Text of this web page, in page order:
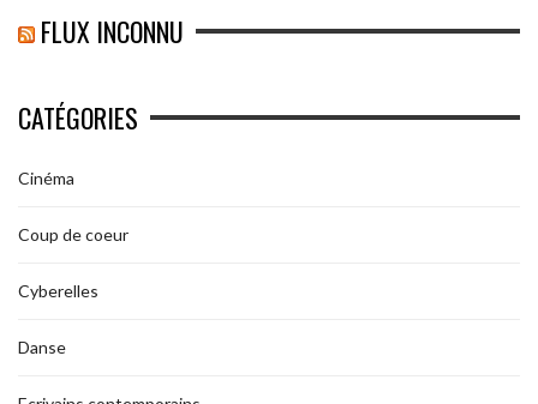
FLUX INCONNU
CATÉGORIES
Cinéma
Coup de coeur
Cyberelles
Danse